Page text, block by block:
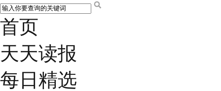
首页
天天读报
每日精选